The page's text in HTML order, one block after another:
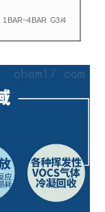
1BAR~4BAR G3/4